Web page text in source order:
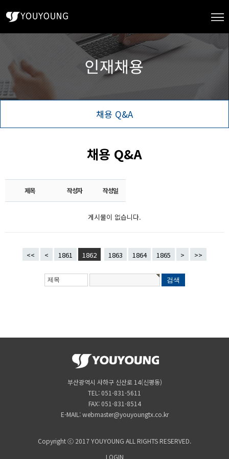
채용 Q&A
채용 Q&A
제목 작성자 작성일
게시물이 없습니다.
<< < 1861 1862 1863 1864 1865 > >>
부산광역시 사하구 신산로 14(신평동)
TEL: 051-831-5611
FAX: 051-831-8514
E-MAIL: webmaster@youyoungtx.co.kr
Copyright ⓒ 2017 YOUYOUNG ALL RIGHTS RESERVED.
LOGIN